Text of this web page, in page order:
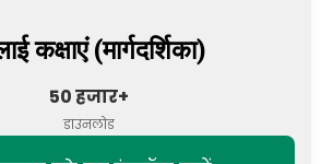
कक्षाएं (मार्गदर्शिका)
50 हजार+
डाउनलोड